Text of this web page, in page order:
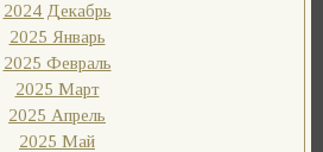
2024 Декабрь
2025 Январь
2025 Февраль
2025 Март
2025 Апрель
2025 Май